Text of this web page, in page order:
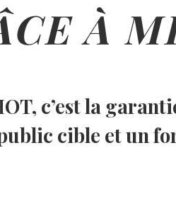
À
c’est la
cible et un